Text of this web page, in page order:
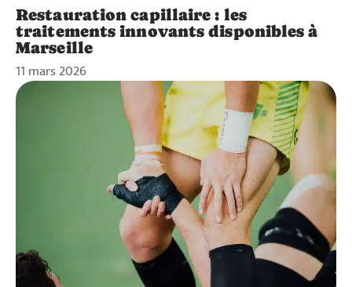
Restauration capillaire : les
traitements innovants disponibles à
Marseille
11 mars 2026